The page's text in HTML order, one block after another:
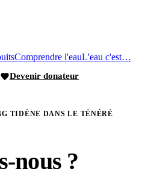
Comprendre l'eauL'eau c'est…
Devenir donateur
TIDÈNE DANS LE TÉNÉRÉ
nous ?